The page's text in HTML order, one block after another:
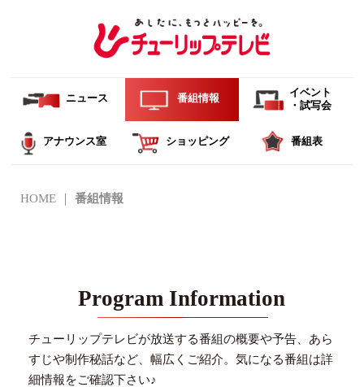
ニュース 番組情報
イベント
・試写会
アナウンス室 ショッピング 番組表
HOME 番組情報
Program Information
チューリップテレビが放送する番組の概要や予告、あら
すじや制作秘話など、幅広くご紹介。 気になる番組は詳
細情報をご確認下さい♪